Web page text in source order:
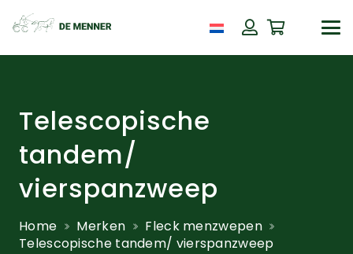
Telescopische
tandem/
vierspanzweep
Home Merken
Fleck menzwepen
Telescopische tandem/ vierspanzweep